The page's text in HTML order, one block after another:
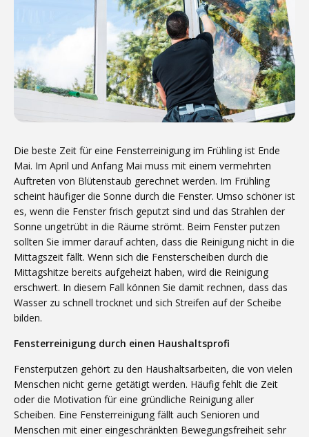
Die beste Zeit für eine Fensterreinigung im Frühling ist Ende
Mai. Im April und Anfang Mai muss mit einem vermehrten
Auftreten von Blütenstaub gerechnet werden. Im Frühling
scheint häufiger die Sonne durch die Fenster. Umso schöner ist
es, wenn die Fenster frisch geputzt sind und das Strahlen der
Sonne ungetrübt in die Räume strömt. Beim Fenster putzen
sollten Sie immer darauf achten, dass die Reinigung nicht in die
Mittagszeit fällt. Wenn sich die Fensterscheiben durch die
Mittagshitze bereits aufgeheizt haben, wird die Reinigung
erschwert. In diesem Fall können Sie damit rechnen, dass das
Wasser zu schnell trocknet und sich Streifen auf der Scheibe
bilden.
Fensterreinigung durch einen Haushaltsprofi
Fensterputzen gehört zu den Haushaltsarbeiten, die von vielen
Menschen nicht gerne getätigt werden. Häufig fehlt die Zeit
oder die Motivation für eine gründliche Reinigung aller
Scheiben. Eine Fensterreinigung fällt auch Senioren und
Menschen mit einer eingeschränkten Bewegungsfreiheit sehr